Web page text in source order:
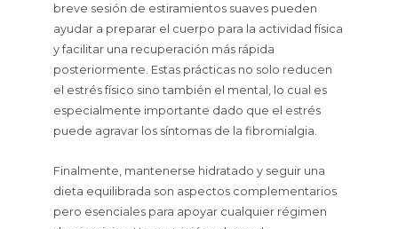
breve sesión de estiramientos suaves pueden
ayudar a preparar el cuerpo para la actividad física
y facilitar una recuperación más rápida
posteriormente. Estas prácticas no solo reducen
el estrés físico sino también el mental, lo cual es
especialmente importante dado que el estrés
puede agravar los síntomas de la fibromialgia.
Finalmente, mantenerse hidratado y seguir una
dieta equilibrada son aspectos complementarios
pero esenciales para apoyar cualquier régimen